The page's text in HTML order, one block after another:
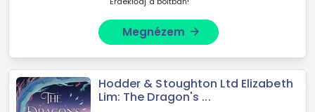
Megnézem arrow_forward
Hodder & Stoughton Ltd Elizabeth
Lim: The Dragon's ...